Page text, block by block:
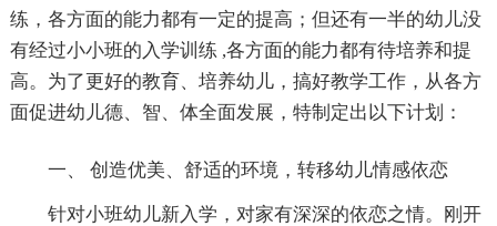
练，各方面的能力都有一定的提高；但还有一半的幼儿没
有经过小小班的入学训练 ,各方面的能力都有待培养和提
高。为了更好的教育、培养幼儿，搞好教学工作，从各方
面促进幼儿德、智、体全面发展，特制定出以下计划：
一、 创造优美、舒适的环境，转移幼儿情感依恋
针对小班幼儿新入学，对家有深深的依恋之情。刚开